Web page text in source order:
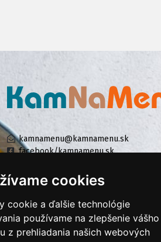
cookies
cookie a ďalšie technológie
používame na zlepšenie vášho
z prehliadania našich webových
kamnamenu@kamnamenu.sk
facebook/kamnamenu.sk
KONTAKTUJTE NÁS